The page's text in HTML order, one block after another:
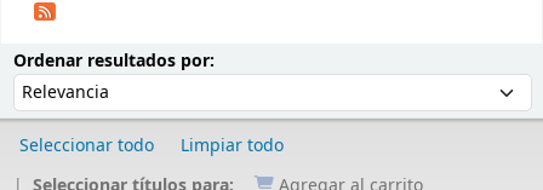
Ordenar resultados por:
Seleccionar todo
Limpiar todo